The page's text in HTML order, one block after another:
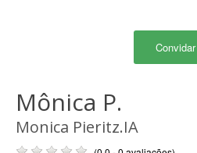
Convidar
Mônica P.
Monica Pieritz.IA